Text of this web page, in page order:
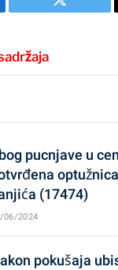
Twitter
pucnjave u
(17474)
06/2024
pokušaja